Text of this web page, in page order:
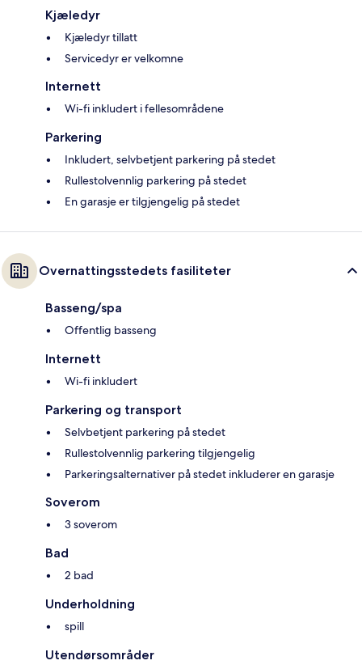
Kjæledyr
Kjæledyr tillatt
Servicedyr er velkomne
Internett
Wi-fi inkludert i fellesområdene
Parkering
Inkludert, selvbetjent parkering på stedet
Rullestolvennlig parkering på stedet
En garasje er tilgjengelig på stedet
Overnattingsstedets fasiliteter
Basseng/spa
Offentlig basseng
Internett
Wi-fi inkludert
Parkering og transport
Selvbetjent parkering på stedet
Rullestolvennlig parkering tilgjengelig
Parkeringsalternativer på stedet inkluderer en garasje
Soverom
3 soverom
Bad
2 bad
Underholdning
spill
Utendørsområder